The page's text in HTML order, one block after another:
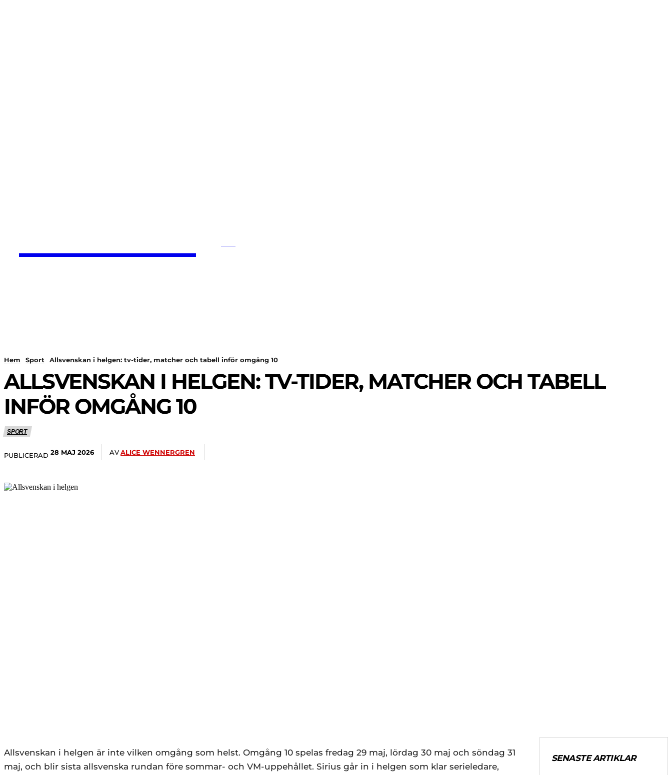
Hem Sport Allsvenskan i helgen: tv-tider, matcher och tabell inför omgång 10
ALLSVENSKAN I HELGEN: TV-TIDER, MATCHER OCH TABELL
INFÖR OMGÅNG 10
SPORT
PUBLICERAD 28 MAJ 2026 AVALICE WENNERGREN
Allsvenskan i helgen är inte vilken omgång som helst. Omgång 10 spelas fredag 29 maj, lördag 30 maj och söndag 31
maj, och blir sista allsvenska rundan före sommar- och VM-uppehållet. Sirius går in i helgen som klar serieledare,
SENASTE ARTIKLAR